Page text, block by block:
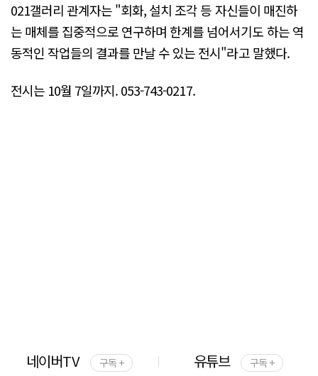
021갤러리 관계자는 "회화, 설치 조각 등 자신들이 매진하
는 매체를 집중적으로 연구하며 한계를 넘어서기도 하는 역
동적인 작업들의 결과를 만날 수 있는 전시"라고 말했다.
전시는 10월 7일까지. 053-743-0217.
네이버TV 구독 + 유튜브 구독 +